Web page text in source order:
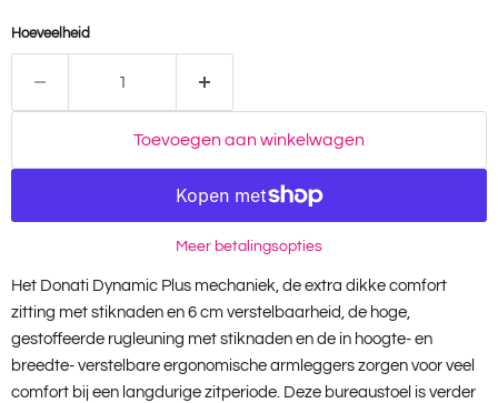
Hoeveelheid
Toevoegen aan winkelwagen
Meer betalingsopties
Het Donati Dynamic Plus mechaniek, de extra dikke comfort
zitting met stiknaden en 6 cm verstelbaarheid, de hoge,
gestoffeerde rugleuning met stiknaden en de in hoogte- en
breedte- verstelbare ergonomische armleggers zorgen voor veel
comfort bij een langdurige zitperiode. Deze bureaustoel is verder